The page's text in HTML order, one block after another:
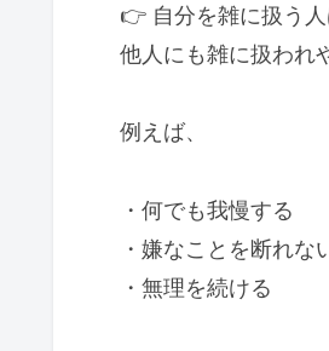
👉 自分を雑に扱う人
他人にも雑に扱われ
例えば、
・何でも我慢する
・嫌なことを断れな
・無理を続ける